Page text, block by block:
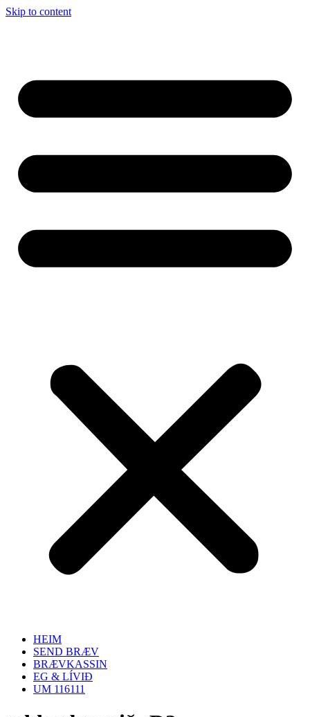
Skip to content
HEIM
SEND BRÆV
BRÆVKASSIN
EG & LÍVIÐ
UM 116111